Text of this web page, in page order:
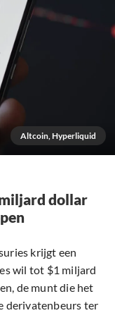
Altcoin, Hyperliquid
dollar
krijgt een
wil tot $1 miljard
de munt die het
derivatenbeurs ter